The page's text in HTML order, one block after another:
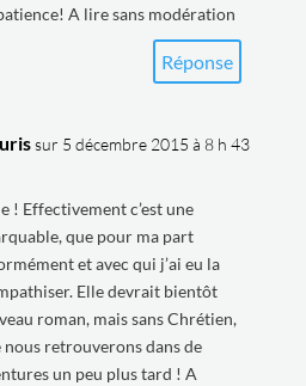
A lire sans modération
Réponse
sur 5 décembre 2015 à 8 h 43
! Effectivement c’est une
que pour ma part
et avec qui j’ai eu la
Elle devrait bientôt
roman, mais sans Chrétien,
nous retrouverons dans de
un peu plus tard ! A